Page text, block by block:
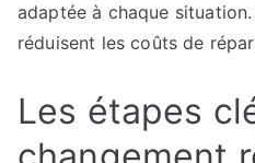
adaptée à chaque
réduisent les coûts de
Les étapes